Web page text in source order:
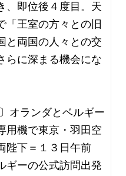
、即位後４度目。天
「王室の方々との旧
と両国の人々との交
らに深まる機会にな
オランダとベルギー
用機で東京・羽田空
陛下＝１３日午前
ギーの公式訪問出発